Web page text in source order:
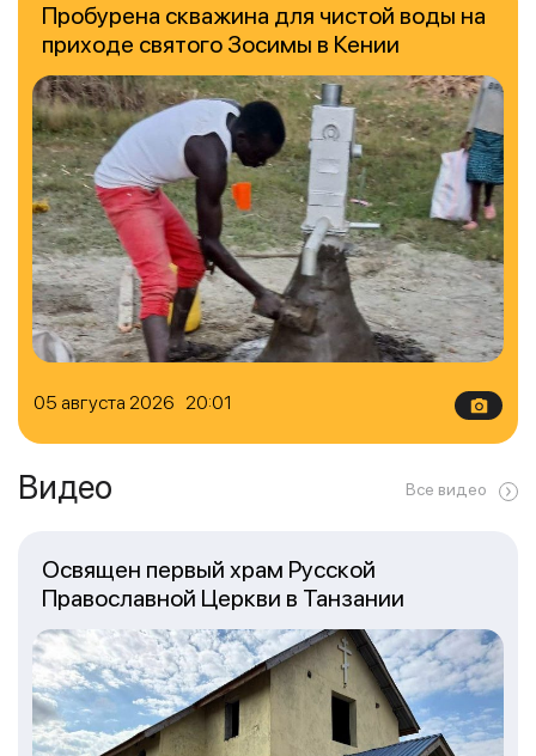
05 августа 2026 20:01
Пробурена скважина для чистой воды на
приходе святого Зосимы в Кении
Видео Все видео
Освящен первый храм Русской
Православной Церкви в Танзании